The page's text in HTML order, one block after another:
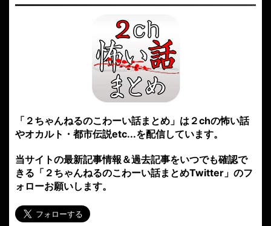
「２ちゃんねるのこわーい話まとめ」は２chの怖い話
やオカルト・都市伝説etc...を配信しています。
当サイトの最新記事情報＆過去記事をいつでも確認で
きる「２ちゃんねるのこわーい話まとめTwitter」のフ
ォローお願いします。